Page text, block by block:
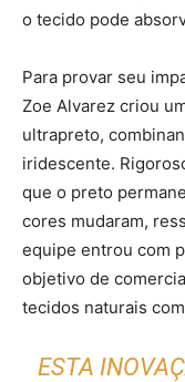
o tecido pode
Para provar seu
Zoe Alvarez criou
ultrapreto,
iridescente.
que o preto
cores mudaram,
equipe entrou com
objetivo de
tecidos naturais
ESTA